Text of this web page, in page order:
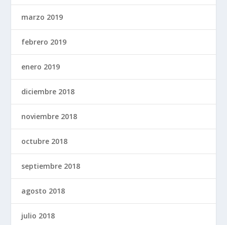
marzo 2019
febrero 2019
enero 2019
diciembre 2018
noviembre 2018
octubre 2018
septiembre 2018
agosto 2018
julio 2018